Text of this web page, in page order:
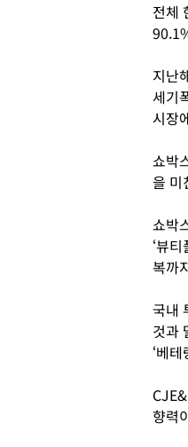
전체
지난
세기
시장
쇼박
을 미
쇼박
‘뷰
복까
국내
것과
‘베
향력